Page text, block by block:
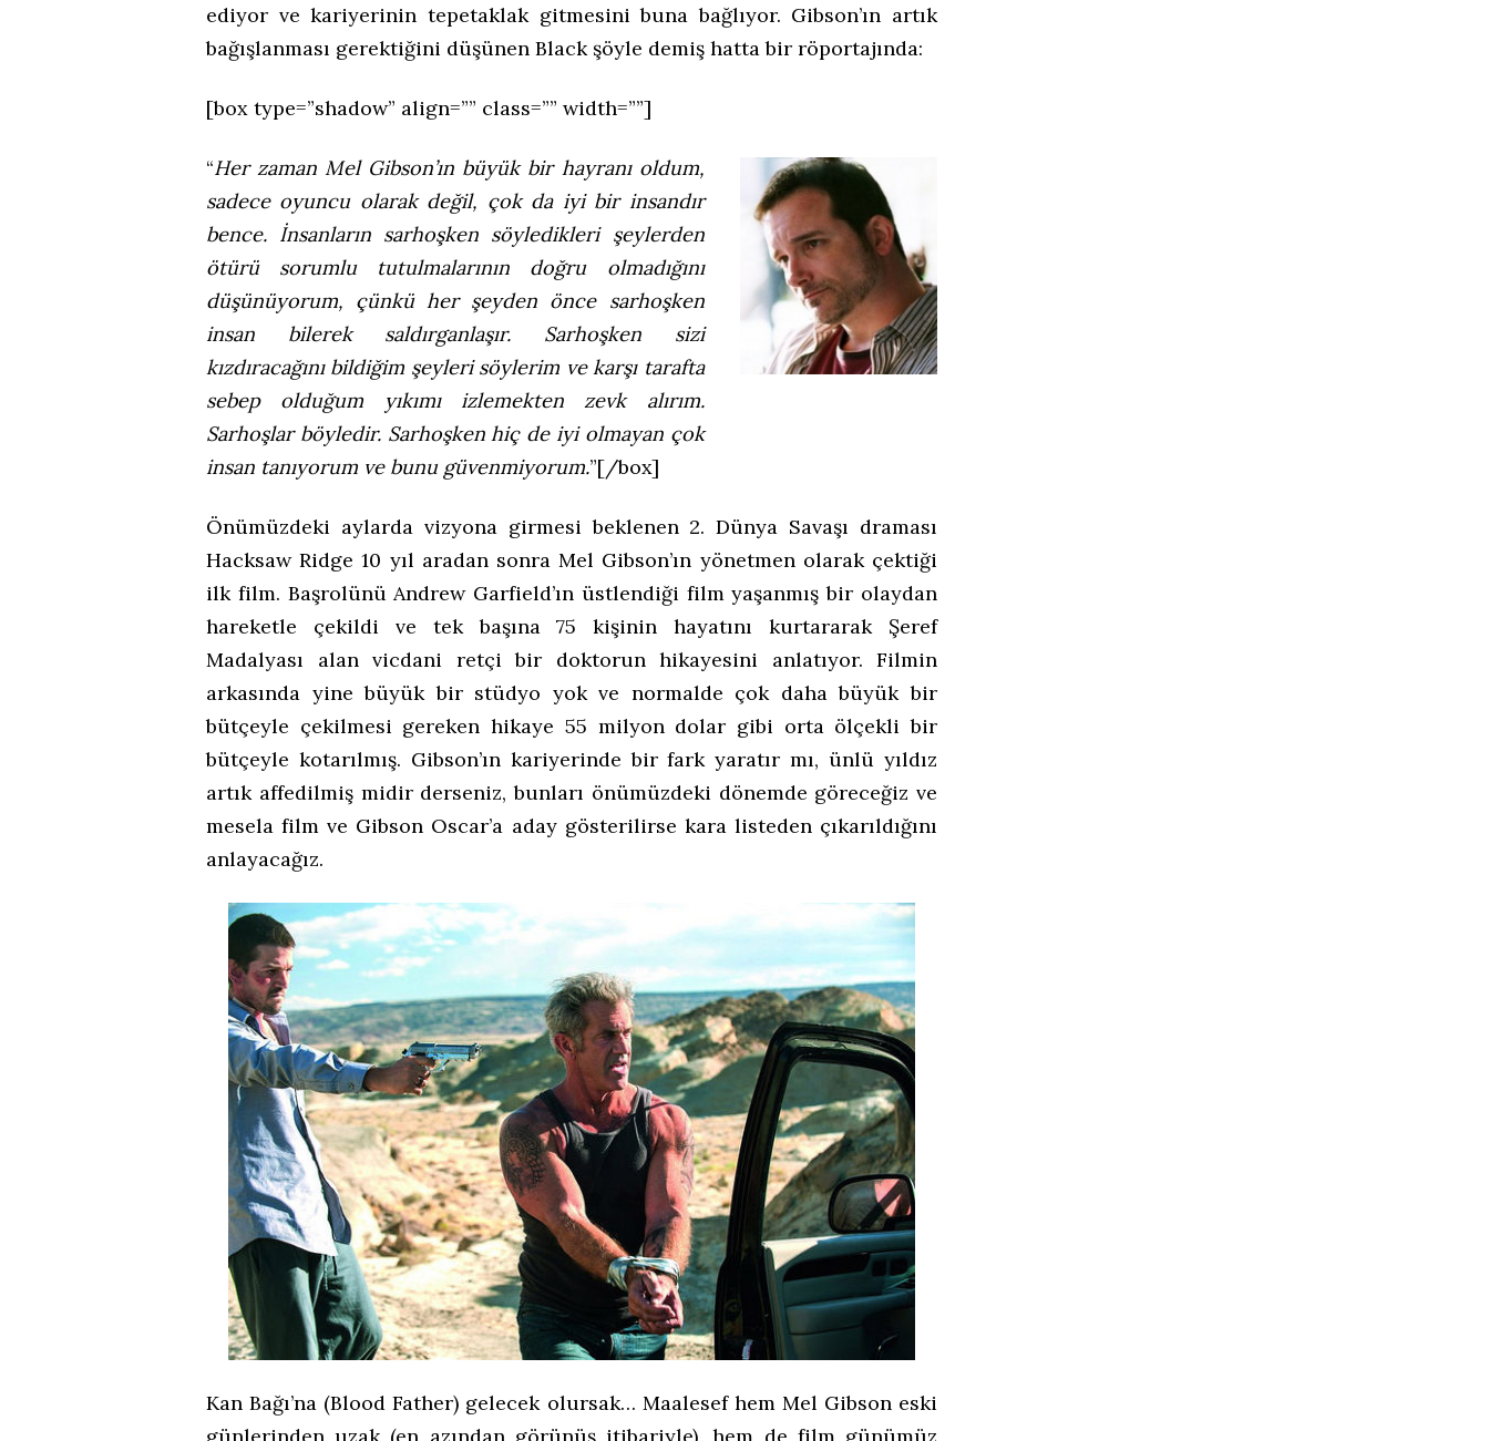
ediyor ve kariyerinin tepetaklak gitmesini buna bağlıyor. Gibson’ın artık
bağışlanması gerektiğini düşünen Black şöyle demiş hatta bir röportajında:
[box type=”shadow” align=”” class=”” width=””]
“Her zaman Mel Gibson’ın büyük bir hayranı oldum,
sadece oyuncu olarak değil, çok da iyi bir insandır
bence. İnsanların sarhoşken söyledikleri şeylerden
ötürü sorumlu tutulmalarının doğru olmadığını
düşünüyorum, çünkü her şeyden önce sarhoşken
insan bilerek saldırganlaşır. Sarhoşken sizi
kızdıracağını bildiğim şeyleri söylerim ve karşı tarafta
sebep olduğum yıkımı izlemekten zevk alırım.
Sarhoşlar böyledir. Sarhoşken hiç de iyi olmayan çok
insan tanıyorum ve bunu güvenmiyorum.”[/box]
Önümüzdeki aylarda vizyona girmesi beklenen 2. Dünya Savaşı draması
Hacksaw Ridge 10 yıl aradan sonra Mel Gibson’ın yönetmen olarak çektiği
ilk film. Başrolünü Andrew Garfield’ın üstlendiği film yaşanmış bir olaydan
hareketle çekildi ve tek başına 75 kişinin hayatını kurtararak Şeref
Madalyası alan vicdani retçi bir doktorun hikayesini anlatıyor. Filmin
arkasında yine büyük bir stüdyo yok ve normalde çok daha büyük bir
bütçeyle çekilmesi gereken hikaye 55 milyon dolar gibi orta ölçekli bir
bütçeyle kotarılmış. Gibson’ın kariyerinde bir fark yaratır mı, ünlü yıldız
artık affedilmiş midir derseniz, bunları önümüzdeki dönemde göreceğiz ve
mesela film ve Gibson Oscar’a aday gösterilirse kara listeden çıkarıldığını
anlayacağız.
Kan Bağı’na (Blood Father) gelecek olursak… Maalesef hem Mel Gibson eski